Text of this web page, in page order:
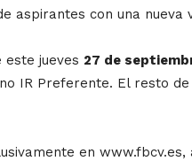
aspirantes con una nueva
jueves 27 de
IR Preferente. El resto
en